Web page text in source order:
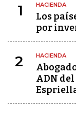
1 HACIENDA
Los
por
2 HACIENDA
ADN